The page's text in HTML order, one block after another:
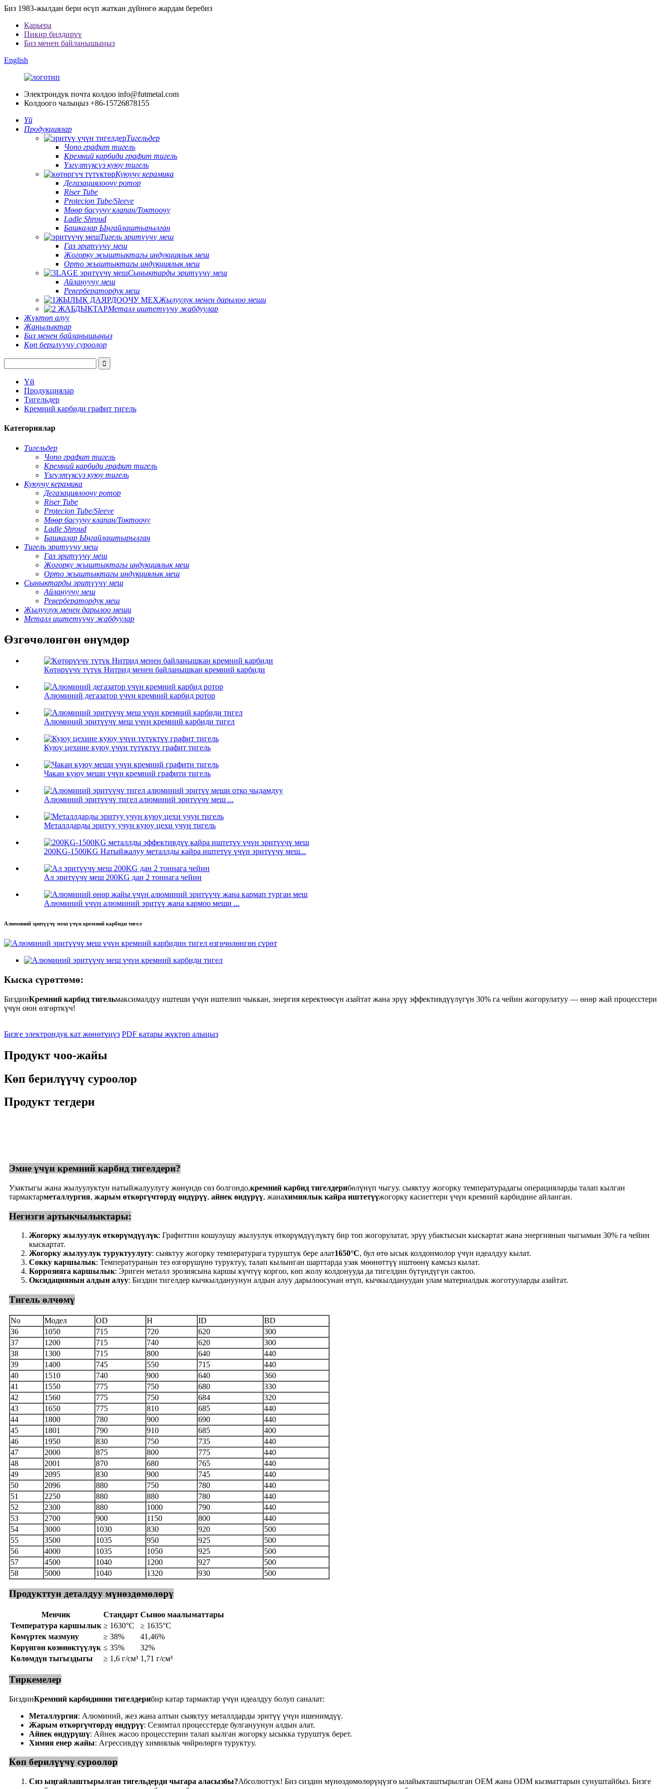
Биз 1983-жылдан бери өсүп жаткан дүйнөгө жардам беребиз
Карьера
Пикир билдирүү
Биз менен байланышыңыз
English
Электрондук почта колдоо info@futmetal.com
Колдоого чалыңыз +86-15726878155
Үй
Продукциялар
Тигельдер
Чопо графит тигель
Кремний карбиди графит тигель
Үзгүлтүксүз куюу тигель
Куюучу керамика
Дегазациялоочу ротор
Riser Tube
Protecion Tube/Sleeve
Мөөр басуучу клапан/Токтоочу
Ladle Shroud
Башкалар Ыңгайлаштырылган
Тигель эритүүчү меш
Газ эритүүчү меш
Жогорку жыштыктагы индукциялык меш
Орто жыштыктагы индукциялык меш
Сыныктарды эритүүчү меш
Айлануучу меш
Ревербератордук меш
Жылуулук менен дарылоо меши
Металл иштетүүчү жабдуулар
Жүктөп алуу
Жаңылыктар
Биз менен байланышыңыз
Көп берилүүчү суроолор
Үй
Продукциялар
Тигельдер
Кремний карбиди графит тигель
Категориялар
Тигельдер
Чопо графит тигель
Кремний карбиди графит тигель
Үзгүлтүксүз куюу тигель
Куюучу керамика
Дегазациялоочу ротор
Riser Tube
Protecion Tube/Sleeve
Мөөр басуучу клапан/Токтоочу
Ladle Shroud
Башкалар Ыңгайлаштырылган
Тигель эритүүчү меш
Газ эритүүчү меш
Жогорку жыштыктагы индукциялык меш
Орто жыштыктагы индукциялык меш
Сыныктарды эритүүчү меш
Айлануучу меш
Ревербератордук меш
Жылуулук менен дарылоо меши
Металл иштетүүчү жабдуулар
Өзгөчөлөнгөн өнүмдөр
Көтөрүүчү түтүк Нитрид менен байланышкан кремний карбиди
Алюминий дегазатор үчүн кремний карбид ротор
Алюминий эритүүчү меш үчүн кремний карбиди тигел
Куюу цехине куюу үчүн түтүктүү графит тигель
Чакан куюу меши үчүн кремний графити тигель
Алюминий эритүүчү тигел алюминий эритүүчү меш ...
Металлдарды эритуу учун куюу цехи учун тигель
200KG-1500KG Натыйжалуу металлды кайра иштетүү үчүн эритүүчү меш...
Ал эритүүчү меш 200KG дан 2 тоннага чейин
Алюминий үчүн алюминий эритүү жана кармоо меши ...
Алюминий эритүүчү меш үчүн кремний карбиди тигел
Кыска сүрөттөмө:
БиздинКремний карбид тигельмаксималдуу иштеши үчүн иштелип чыккан, энергия керектөөсүн азайтат жана эрүү эффективдүүлүгүн 30% га чейин жогорулатуу — өнөр жай процесстери
үчүн оюн өзгөрткүч!
Бизге электрондук кат жөнөтүңүз PDF катары жүктөп алыңыз
Продукт чоо-жайы
Көп берилүүчү суроолор
Продукт тегдери
Эмне үчүн кремний карбид тигелдери?
Узактыгы жана жылуулуктун натыйжалуулугу жөнүндө сөз болгондо,кремний карбид тигелдерибөлүнүп чыгуу. сыяктуу жогорку температурадагы операцияларды талап кылган
тармактарметаллургия, жарым өткөргүчтөрдү өндүрүү, айнек өндүрүү, жанахимиялык кайра иштетүүжогорку касиеттери үчүн кремний карбидине айланган.
Негизги артыкчылыктары:
Жогорку жылуулук өткөрүмдүүлүк: Графиттин кошулушу жылуулук өткөрүмдүүлүктү бир топ жогорулатат, эрүү убактысын кыскартат жана энергиянын чыгымын 30% га чейин
кыскартат.
Жогорку жылуулук туруктуулугу: сыяктуу жогорку температурага туруштук бере алат1650°C, бул өтө ысык колдонмолор үчүн идеалдуу кылат.
Сокку каршылык: Температуранын тез өзгөрүшүнө туруктуу, талап кылынган шарттарда узак мөөнөттүү иштөөнү камсыз кылат.
Коррозияга каршылык: Эриген металл эрозиясына каршы күчтүү коргоо, көп жолу колдонууда да тигелдин бүтүндүгүн сактоо.
Оксидациянын алдын алуу: Биздин тигелдер кычкылдануунун алдын алуу дарылоосунан өтүп, кычкылдануудан улам материалдык жоготууларды азайтат.
Тигель өлчөмү
No Модел OD H ID
BD
36
1050 715 720 620
300
37
1200 715 740 620
300
38
1300 715 800 640
440
39
1400 745 550 715
440
40
1510 740 900 640
360
41
1550 775 750 680
330
42
1560 775 750 684
320
43
1650 775 810 685
440
44
1800 780 900 690
440
45
1801 790 910 685
400
46
1950 830 750 735
440
47
2000 875 800 775
440
48
2001 870 680 765
440
49
2095 830 900 745
440
50
2096 880 750 780
440
51
2250 880 880 780
440
52
2300 880 1000 790
440
53
2700 900 1150 800
440
54
3000 1030 830 920
500
55
3500 1035 950 925
500
56
4000 1035 1050 925
500
57
4500 1040 1200 927
500
58
5000 1040 1320 930 500
Продукттун деталдуу мүнөздөмөлөрү
Менчик Стандарт Сыноо маалыматтары
Температура каршылык ≥ 1630°C
≥ 1635°C
Көмүртек мазмуну
≥ 38%
41,46%
Көрүнгөн көзөнөктүүлүк ≤ 35%
32%
Көлөмдүн тыгыздыгы
≥ 1,6 г/см³ 1,71 г/см³
Тиркемелер
БиздинКремний карбидинин тигелдерибир катар тармактар ​​үчүн идеалдуу болуп саналат:
Металлургия: Алюминий, жез жана алтын сыяктуу металлдарды эритүү үчүн ишенимдүү.
Жарым өткөргүчтөрдү өндүрүү: Сезимтал процесстерде булгануунун алдын алат.
Айнек өндүрүшү: Айнек жасоо процесстерин талап кылган жогорку ысыкка туруштук берет.
Химия енер жайы: Агрессивдүү химиялык чөйрөлөргө туруктуу.
Көп берилүүчү суроолор
Сиз ыңгайлаштырылган тигельдерди чыгара аласызбы?Абсолюттук! Биз сиздин мүнөздөмөлөрүңүзгө ылайыкташтырылган OEM жана ODM кызматтарын сунуштайбыз. Бизге